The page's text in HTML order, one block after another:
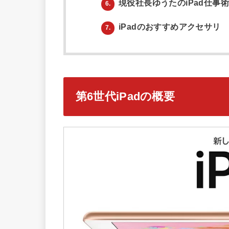
6. 現役社長ゆうたのiPad仕事術
7. iPadのおすすめアクセサリ
第6世代iPadの概要